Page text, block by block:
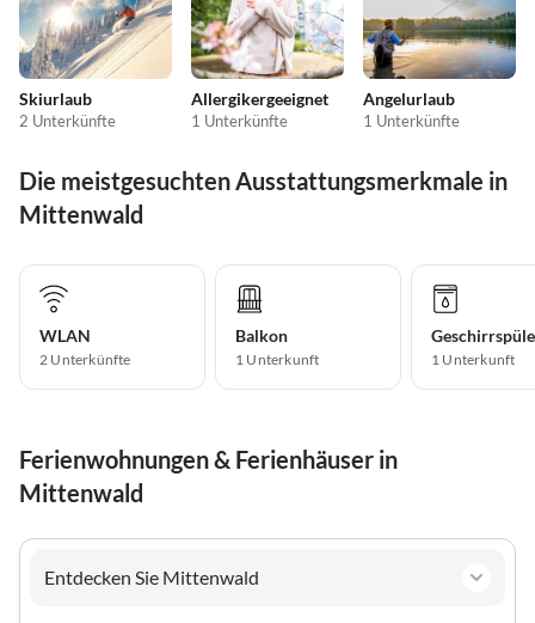
Skiurlaub
2 Unterkünfte
Allergikergeeignet
1 Unterkünfte
Angelurlaub
1 Unterkünfte
Die meistgesuchten Ausstattungsmerkmale in
Mittenwald
WLAN
2 Unterkünfte
Balkon
1 Unterkunft 1 Unterkunft
Ferienwohnungen & Ferienhäuser in
Mittenwald
Entdecken Sie Mittenwald